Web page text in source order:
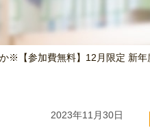
※【参加費無料】12月限定 新年
2023年11月30日